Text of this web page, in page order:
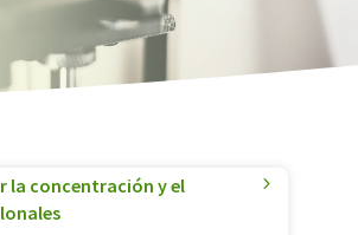
la concentración y el